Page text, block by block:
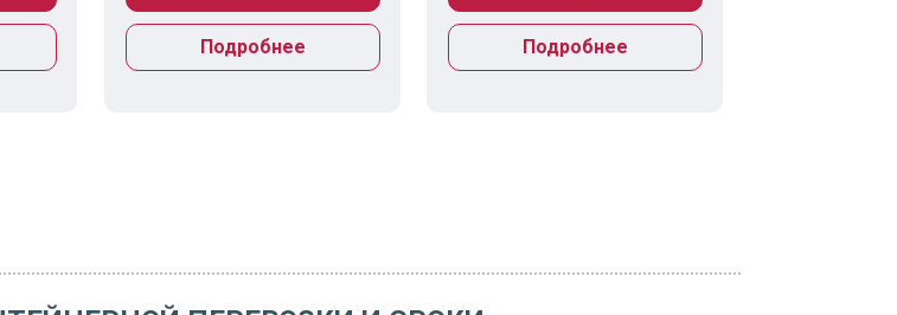
Подробнее Подробнее